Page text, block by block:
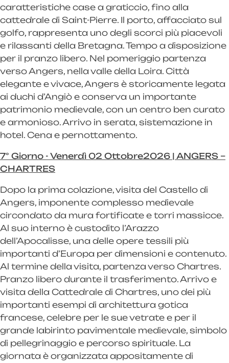
caratteristiche case a graticcio, fino alla
cattedrale di Saint-Pierre. Il porto, affacciato sul
golfo, rappresenta uno degli scorci più piacevoli
e rilassanti della Bretagna. Tempo a disposizione
per il pranzo libero. Nel pomeriggio partenza
verso Angers, nella valle della Loira. Città
elegante e vivace, Angers è storicamente legata
ai duchi d’Angiò e conserva un importante
patrimonio medievale, con un centro ben curato
e armonioso. Arrivo in serata, sistemazione in
hotel. Cena e pernottamento.
7° Giorno - Venerdì 02 Ottobre2026 | ANGERS –
CHARTRES
Dopo la prima colazione, visita del Castello di
Angers, imponente complesso medievale
circondato da mura fortificate e torri massicce.
Al suo interno è custodito l’Arazzo
dell’Apocalisse, una delle opere tessili più
importanti d’Europa per dimensioni e contenuto.
Al termine della visita, partenza verso Chartres.
Pranzo libero durante il trasferimento. Arrivo e
visita della Cattedrale di Chartres, uno dei più
importanti esempi di architettura gotica
francese, celebre per le sue vetrate e per il
grande labirinto pavimentale medievale, simbolo
di pellegrinaggio e percorso spirituale. La
giornata è organizzata appositamente di